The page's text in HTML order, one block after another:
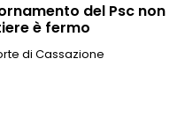
del Psc non
è fermo
di Cassazione